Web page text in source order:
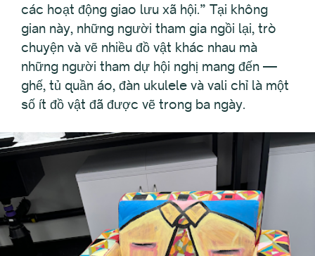
các hoạt động giao lưu xã hội.” Tại không
gian này, những người tham gia ngồi lại, trò
chuyện và vẽ nhiều đồ vật khác nhau mà
những người tham dự hội nghị mang đến —
ghế, tủ quần áo, đàn ukulele và vali chỉ là một
số ít đồ vật đã được vẽ trong ba ngày.